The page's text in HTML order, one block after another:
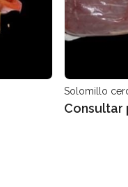
Solomillo
Consultar